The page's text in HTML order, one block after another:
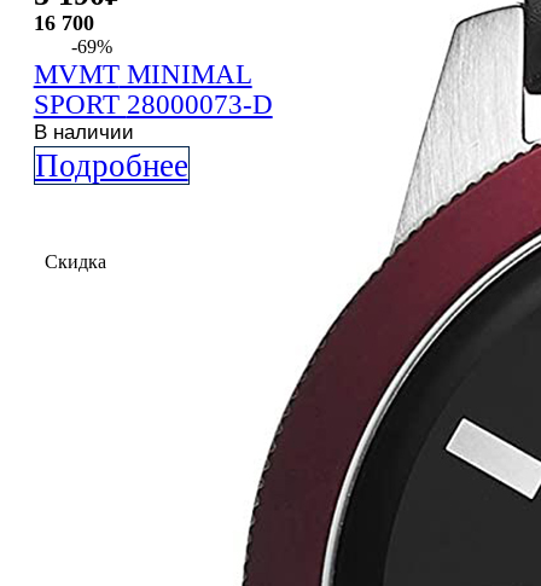
16 700
-69%
MVMTMINIMAL
SPORT 28000073-D
В наличии
Подробнее
Скидка